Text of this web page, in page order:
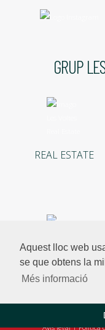
Aquest lloc web
se que obtens la
Més informació
GRUP
REAL ESTATE
INVERSIONS
Avís legal|Política